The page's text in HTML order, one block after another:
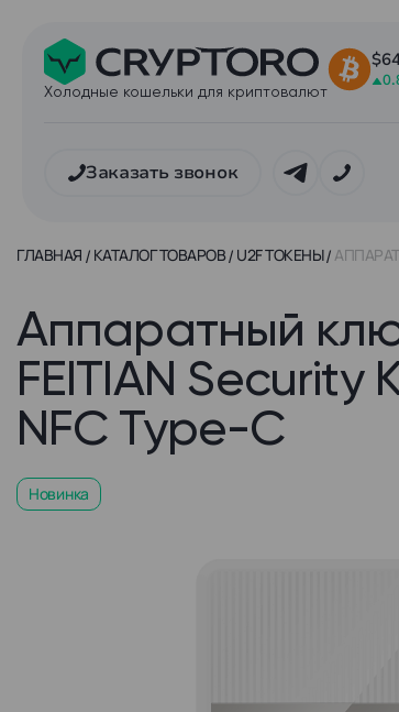
Холодные кошельки для криптовалют
Заказать звонок
ГЛАВНАЯ КАТАЛОГ ТОВАРОВ U2F ТОКЕНЫ
Аппаратный
FEITIAN Security
NFC Type-C
Новинка